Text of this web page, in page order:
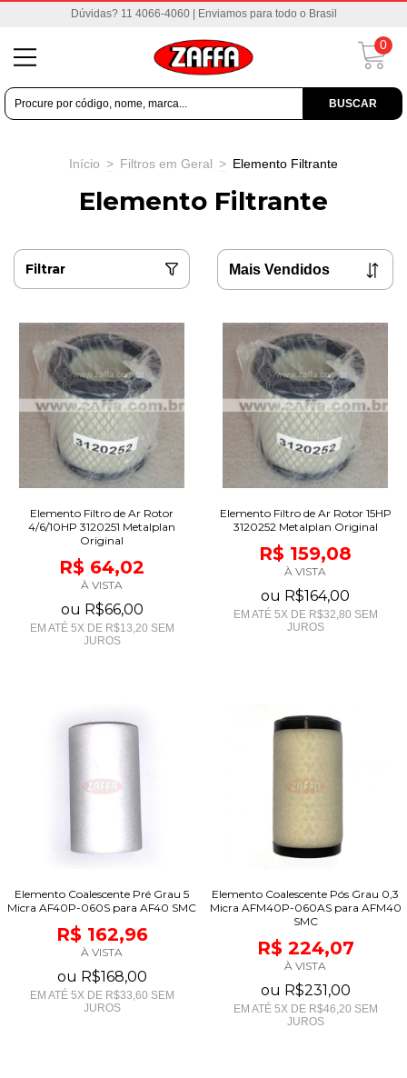
Dúvidas? 11 4066-4060 | Enviamos para todo o Brasil
BUSCAR
0
Início > Filtros em Geral > Elemento Filtrante
Elemento Filtrante
Filtrar
Elemento Filtro de Ar Rotor
4/6/10HP 3120251 Metalplan
Original
R$ 64,02
À VISTA
ou R$66,00
EM ATÉ 5X DE R$13,20 SEM
JUROS
Elemento Filtro de Ar Rotor 15HP
3120252 Metalplan Original
R$ 159,08
À VISTA
ou R$164,00
EM ATÉ 5X DE R$32,80 SEM
JUROS
Elemento Coalescente Pré Grau 5
Micra AF40P-060S para AF40 SMC
R$ 162,96
À VISTA
ou R$168,00
EM ATÉ 5X DE R$33,60 SEM
JUROS
Elemento Coalescente Pós Grau 0,3
Micra AFM40P-060AS para AFM40
SMC
R$ 224,07
À VISTA
ou R$231,00
EM ATÉ 5X DE R$46,20 SEM
JUROS